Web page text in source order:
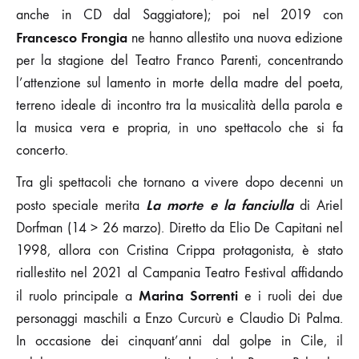
anche in CD dal Saggiatore); poi nel 2019 con
Francesco Frongia ne hanno allestito una nuova edizione
per la stagione del Teatro Franco Parenti, concentrando
l’attenzione sul lamento in morte della madre del poeta,
terreno ideale di incontro tra la musicalità della parola e
la musica vera e propria, in uno spettacolo che si fa
concerto.
Tra gli spettacoli che tornano a vivere dopo decenni un
posto speciale merita La morte e la fanciulladi Ariel
Dorfman (14 > 26 marzo). Diretto da Elio De Capitani nel
1998, allora con Cristina Crippa protagonista, è stato
riallestito nel 2021 al Campania Teatro Festival affidando
il ruolo principale a Marina Sorrenti e i ruoli dei due
personaggi maschili a Enzo Curcurù e Claudio Di Palma.
In occasione dei cinquant’anni dal golpe in Cile, il